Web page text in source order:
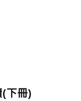
(下冊)